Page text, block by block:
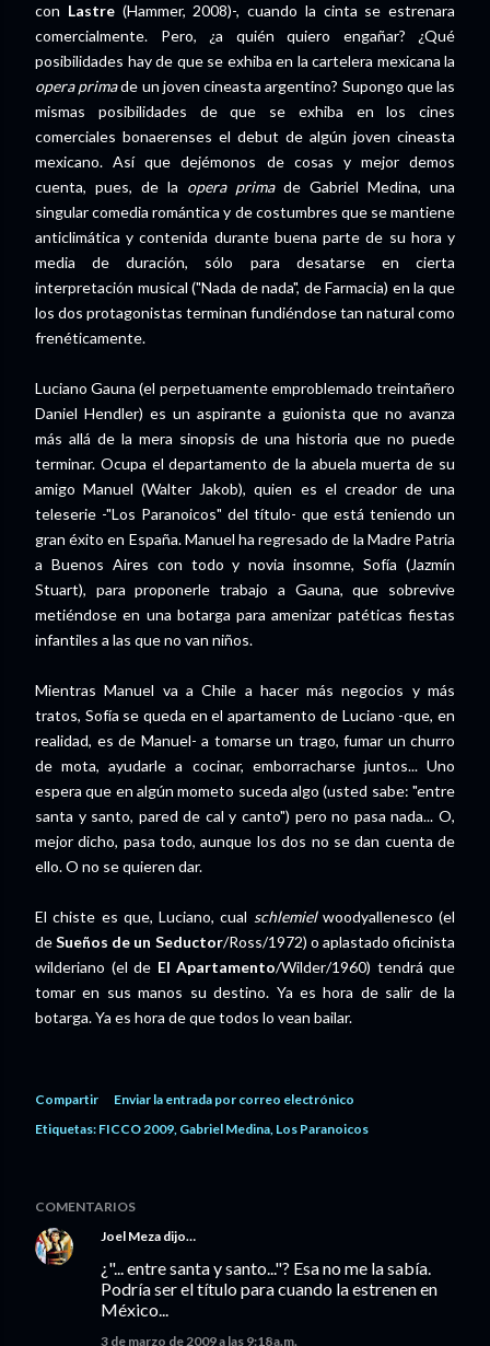
con Lastre(Hammer, 2008)-, cuando la cinta se estrenara
comercialmente. Pero, ¿a quién quiero engañar? ¿Qué
posibilidades hay de que se exhiba en la cartelera mexicana la
opera primade un joven cineasta argentino? Supongo que las
mismas posibilidades de que se exhiba en los cines
comerciales bonaerenses el debut de algún joven cineasta
mexicano. Así que dejémonos de cosas y mejor demos
cuenta, pues, de la opera primade Gabriel Medina, una
singular comedia romántica y de costumbres que se mantiene
anticlimática y contenida durante buena parte de su hora y
media de duración, sólo para desatarse en cierta
interpretación musical ("Nada de nada", de Farmacia) en la que
los dos protagonistas terminan fundiéndose tan natural como
frenéticamente.
Luciano Gauna (el perpetuamente emproblemado treintañero
Daniel Hendler) es un aspirante a guionista que no avanza
más allá de la mera sinopsis de una historia que no puede
terminar. Ocupa el departamento de la abuela muerta de su
amigo Manuel (Walter Jakob), quien es el creador de una
teleserie -"Los Paranoicos" del título- que está teniendo un
gran éxito en España. Manuel ha regresado de la Madre Patria
a Buenos Aires con todo y novia insomne, Sofía (Jazmín
Stuart), para proponerle trabajo a Gauna, que sobrevive
metiéndose en una botarga para amenizar patéticas fiestas
infantiles a las que no van niños.
Mientras Manuel va a Chile a hacer más negocios y más
tratos, Sofía se queda en el apartamento de Luciano -que, en
realidad, es de Manuel- a tomarse un trago, fumar un churro
de mota, ayudarle a cocinar, emborracharse juntos... Uno
espera que en algún mometo suceda algo (usted sabe: "entre
santa y santo, pared de cal y canto") pero no pasa nada... O,
mejor dicho, pasa todo, aunque los dos no se dan cuenta de
ello. O no se quieren dar.
El chiste es que, Luciano, cual schlemielwoodyallenesco (el
deSueños de un Seductor/Ross/1972) o aplastado oficinista
wilderiano (el de El Apartamento/Wilder/1960) tendrá que
tomar en sus manos su destino. Ya es hora de salir de la
botarga. Ya es hora de que todos lo vean bailar.
Compartir
Enviar la entrada por correo electrónico
Etiquetas: FICCO 2009 Gabriel Medina Los Paranoicos
COMENTARIOS
Joel Meza dijo…
¿"... entre santa y santo..."? Esa no me la sabía.
Podría ser el título para cuando la estrenen en
México...
3 de marzo de 2009 a las 9:18 a.m.